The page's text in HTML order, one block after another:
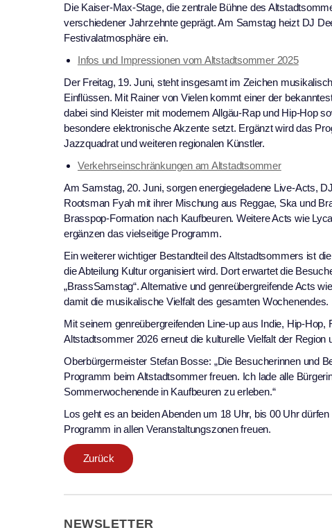
Die Kaiser-Max-Stage, die zentrale Bühne des
verschiedener Jahrzehnte geprägt. Am Samstag heizt DJ
Festivalatmosphäre ein.
Infos und Impressionen vom Altstadtsommer 2025
Der Freitag, 19. Juni, steht insgesamt im Zeichen
Einflüssen. Mit Rainer von Vielen kommt einer der
dabei sind Kleister mit modernem Allgäu-Rap und Hip-Hop
besondere elektronische Akzente setzt. Ergänzt wird das
Jazzquadrat und weiteren regionalen Künstler.
Verkehrseinschränkungen am Altstadtsommer
Am Samstag, 20. Juni, sorgen energiegeladene Live-Acts,
Rootsman Fyah mit ihrer Mischung aus Reggae, Ska und
Brasspop-Formation nach Kaufbeuren. Weitere Acts wie
ergänzen das vielseitige Programm.
Ein weiterer wichtiger Bestandteil des Altstadtsommers ist
die Abteilung Kultur organisiert wird. Dort erwartet die
„BrassSamstag“. Alternative und genreübergreifende Acts
damit die musikalische Vielfalt des gesamten Wochenendes.
Mit seinem genreübergreifenden Line-up aus Indie, Hip-
Altstadtsommer 2026 erneut die kulturelle Vielfalt der
Oberbürgermeister Stefan Bosse: „Die Besucherinnen und
Programm beim Altstadtsommer freuen. Ich lade alle
Sommerwochenende in Kaufbeuren zu erleben.“
Los geht es an beiden Abenden um 18 Uhr, bis 00 Uhr
Programm in allen Veranstaltungszonen freuen.
Zurück
NEWSLETTER